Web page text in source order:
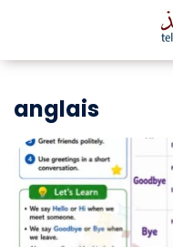
anglais